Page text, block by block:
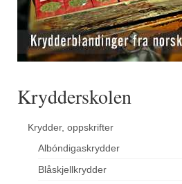
Krydderskolen
Krydder, oppskrifter
Albóndigaskrydder
Blåskjellkrydder